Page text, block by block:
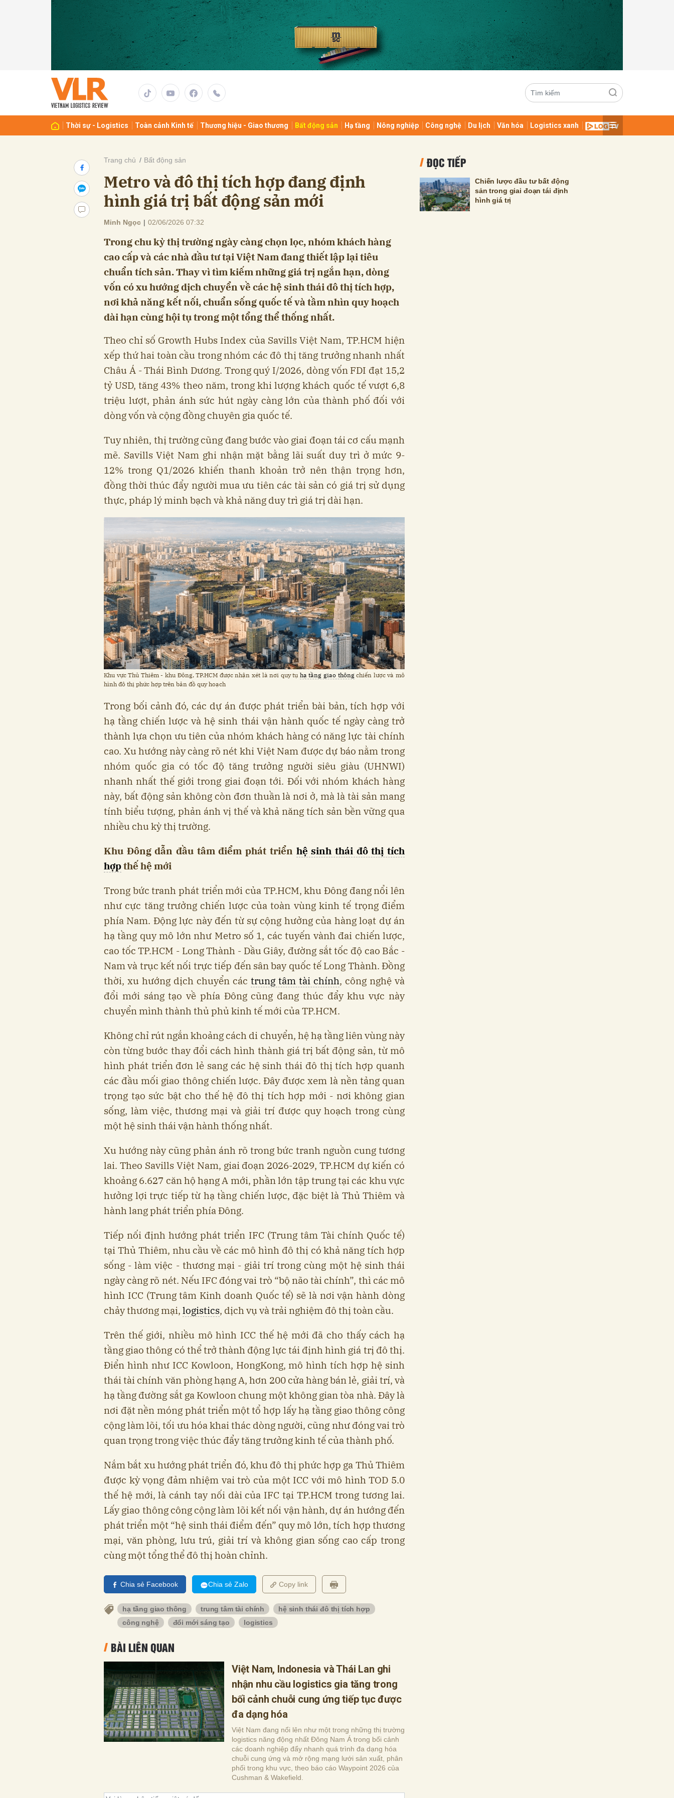
Thời sự - Logistics Toàn cảnh Kinh tế Thương hiệu - Giao thương Bất động sản Hạ tầng Nông nghiệp Công nghệ Du lịch Văn hóa Logistics xanh
Trang chủ Bất động sản
Metro và đô thị tích hợp đang định
hình giá trị bất động sản mới
Minh Ngọc | 02/06/2026 07:32
Trong chu kỳ thị trường ngày càng chọn lọc, nhóm khách hàng
cao cấp và các nhà đầu tư tại Việt Nam đang thiết lập lại tiêu
chuẩn tích sản. Thay vì tìm kiếm những giá trị ngắn hạn, dòng
vốn có xu hướng dịch chuyển về các hệ sinh thái đô thị tích hợp,
nơi khả năng kết nối, chuẩn sống quốc tế và tầm nhìn quy hoạch
dài hạn cùng hội tụ trong một tổng thể thống nhất.
Theo chỉ số Growth Hubs Index của Savills Việt Nam, TP.HCM hiện
xếp thứ hai toàn cầu trong nhóm các đô thị tăng trưởng nhanh nhất
Châu Á - Thái Bình Dương. Trong quý I/2026, dòng vốn FDI đạt 15,2
tỷ USD, tăng 43% theo năm, trong khi lượng khách quốc tế vượt 6,8
triệu lượt, phản ánh sức hút ngày càng lớn của thành phố đối với
dòng vốn và cộng đồng chuyên gia quốc tế.
Tuy nhiên, thị trường cũng đang bước vào giai đoạn tái cơ cấu mạnh
mẽ. Savills Việt Nam ghi nhận mặt bằng lãi suất duy trì ở mức 9-
12% trong Q1/2026 khiến thanh khoản trở nên thận trọng hơn,
đồng thời thúc đẩy người mua ưu tiên các tài sản có giá trị sử dụng
thực, pháp lý minh bạch và khả năng duy trì giá trị dài hạn.
Khu vực Thủ Thiêm - khu Đông, TP.HCM được nhận xét là nơi quy tụ hạ tầng giao thôngchiến lược và mô
hình đô thị phức hợp trên bản đồ quy hoạch
Trong bối cảnh đó, các dự án được phát triển bài bản, tích hợp với
hạ tầng chiến lược và hệ sinh thái vận hành quốc tế ngày càng trở
thành lựa chọn ưu tiên của nhóm khách hàng có năng lực tài chính
cao. Xu hướng này càng rõ nét khi Việt Nam được dự báo nằm trong
nhóm quốc gia có tốc độ tăng trưởng người siêu giàu (UHNWI)
nhanh nhất thế giới trong giai đoạn tới. Đối với nhóm khách hàng
này, bất động sản không còn đơn thuần là nơi ở, mà là tài sản mang
tính biểu tượng, phản ánh vị thế và khả năng tích sản bền vững qua
nhiều chu kỳ thị trường.
Khu Đông dẫn đầu tâm điểm phát triển hệ sinh thái đô thị tích
hợpthế hệ mới
Trong bức tranh phát triển mới của TP.HCM, khu Đông đang nổi lên
như cực tăng trưởng chiến lược của toàn vùng kinh tế trọng điểm
phía Nam. Động lực này đến từ sự cộng hưởng của hàng loạt dự án
hạ tầng quy mô lớn như Metro số 1, các tuyến vành đai chiến lược,
cao tốc TP.HCM - Long Thành - Dầu Giây, đường sắt tốc độ cao Bắc -
Nam và trục kết nối trực tiếp đến sân bay quốc tế Long Thành. Đồng
thời, xu hướng dịch chuyển các trung tâm tài chính, công nghệ và
đổi mới sáng tạo về phía Đông cũng đang thúc đẩy khu vực này
chuyển mình thành thủ phủ kinh tế mới của TP.HCM.
Không chỉ rút ngắn khoảng cách di chuyển, hệ hạ tầng liên vùng này
còn từng bước thay đổi cách hình thành giá trị bất động sản, từ mô
hình phát triển đơn lẻ sang các hệ sinh thái đô thị tích hợp quanh
các đầu mối giao thông chiến lược. Đây được xem là nền tảng quan
trọng tạo sức bật cho thế hệ đô thị tích hợp mới - nơi không gian
sống, làm việc, thương mại và giải trí được quy hoạch trong cùng
một hệ sinh thái vận hành thống nhất.
Xu hướng này cũng phản ánh rõ trong bức tranh nguồn cung tương
lai. Theo Savills Việt Nam, giai đoạn 2026-2029, TP.HCM dự kiến có
khoảng 6.627 căn hộ hạng A mới, phần lớn tập trung tại các khu vực
hưởng lợi trực tiếp từ hạ tầng chiến lược, đặc biệt là Thủ Thiêm và
hành lang phát triển phía Đông.
Tiếp nối định hướng phát triển IFC (Trung tâm Tài chính Quốc tế)
tại Thủ Thiêm, nhu cầu về các mô hình đô thị có khả năng tích hợp
sống - làm việc - thương mại - giải trí trong cùng một hệ sinh thái
ngày càng rõ nét. Nếu IFC đóng vai trò “bộ não tài chính”, thì các mô
hình ICC (Trung tâm Kinh doanh Quốc tế) sẽ là nơi vận hành dòng
chảy thương mại, logistics, dịch vụ và trải nghiệm đô thị toàn cầu.
Trên thế giới, nhiều mô hình ICC thế hệ mới đã cho thấy cách hạ
tầng giao thông có thể trở thành động lực tái định hình giá trị đô thị.
Điển hình như ICC Kowloon, HongKong, mô hình tích hợp hệ sinh
thái tài chính văn phòng hạng A, hơn 200 cửa hàng bán lẻ, giải trí, và
hạ tầng đường sắt ga Kowloon chung một không gian tòa nhà. Đây là
nơi đặt nền móng phát triển một tổ hợp lấy hạ tầng giao thông công
cộng làm lõi, tối ưu hóa khai thác dòng người, cũng như đóng vai trò
quan trọng trong việc thúc đẩy tăng trưởng kinh tế của thành phố.
Nắm bắt xu hướng phát triển đó, khu đô thị phức hợp ga Thủ Thiêm
được kỳ vọng đảm nhiệm vai trò của một ICC với mô hình TOD 5.0
thế hệ mới, là cánh tay nối dài của IFC tại TP.HCM trong tương lai.
Lấy giao thông công cộng làm lõi kết nối vận hành, dự án hướng đến
phát triển một “hệ sinh thái điểm đến” quy mô lớn, tích hợp thương
mại, văn phòng, lưu trú, giải trí và không gian sống cao cấp trong
cùng một tổng thể đô thị hoàn chỉnh.
Chia sẻ Facebook Chia sẻ Zalo Copy link
hạ tầng giao thông trung tâm tài chính
hệ sinh thái đô thị tích hợp
công nghệ
đổi mới sáng tạo logistics
BÀI LIÊN QUAN
Việt Nam, Indonesia và Thái Lan ghi
nhận nhu cầu logistics gia tăng trong
bối cảnh chuỗi cung ứng tiếp tục được
đa dạng hóa
Việt Nam đang nổi lên như một trong những thị trường
logistics năng động nhất Đông Nam Á trong bối cảnh
các doanh nghiệp đẩy nhanh quá trình đa dạng hóa
chuỗi cung ứng và mở rộng mạng lưới sản xuất, phân
phối trong khu vực, theo báo cáo Waypoint 2026 của
Cushman & Wakefield.
ĐỌC TIẾP
Chiến lược đầu tư bất động
sản trong giai đoạn tái định
hình giá trị
Gửi bình luận